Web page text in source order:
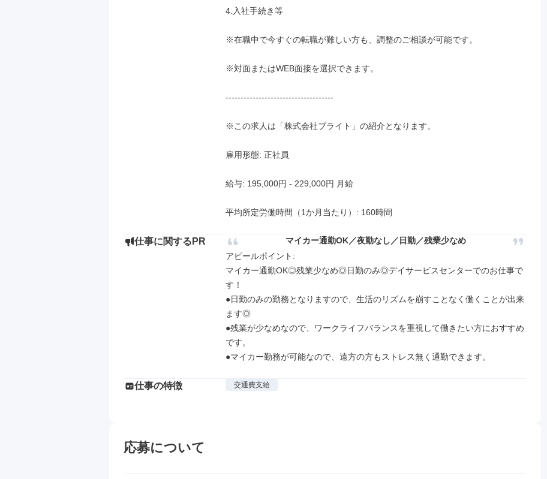
4.入社手続き等
※在職中で今すぐの転職が難しい方も、調整のご相談が可能です。
※対面またはWEB面接を選択できます。
------------------------------------
※この求人は「株式会社ブライト」の紹介となります。
雇用形態: 正社員
給与: 195,000円 - 229,000円 月給
平均所定労働時間（1か月当たり）: 160時間
仕事に関するPR
マイカー通勤OK／夜勤なし／日勤／残業少なめ
アピールポイント:
マイカー通勤OK◎残業少なめ◎日勤のみ◎デイサービスセンターでのお仕事で
す！
●日勤のみの勤務となりますので、生活のリズムを崩すことなく働くことが出来
ます◎
●残業が少なめなので、ワークライフバランスを重視して働きたい方におすすめ
です。
●マイカー勤務が可能なので、遠方の方もストレス無く通勤できます。
仕事の特徴 交通費支給
応募について